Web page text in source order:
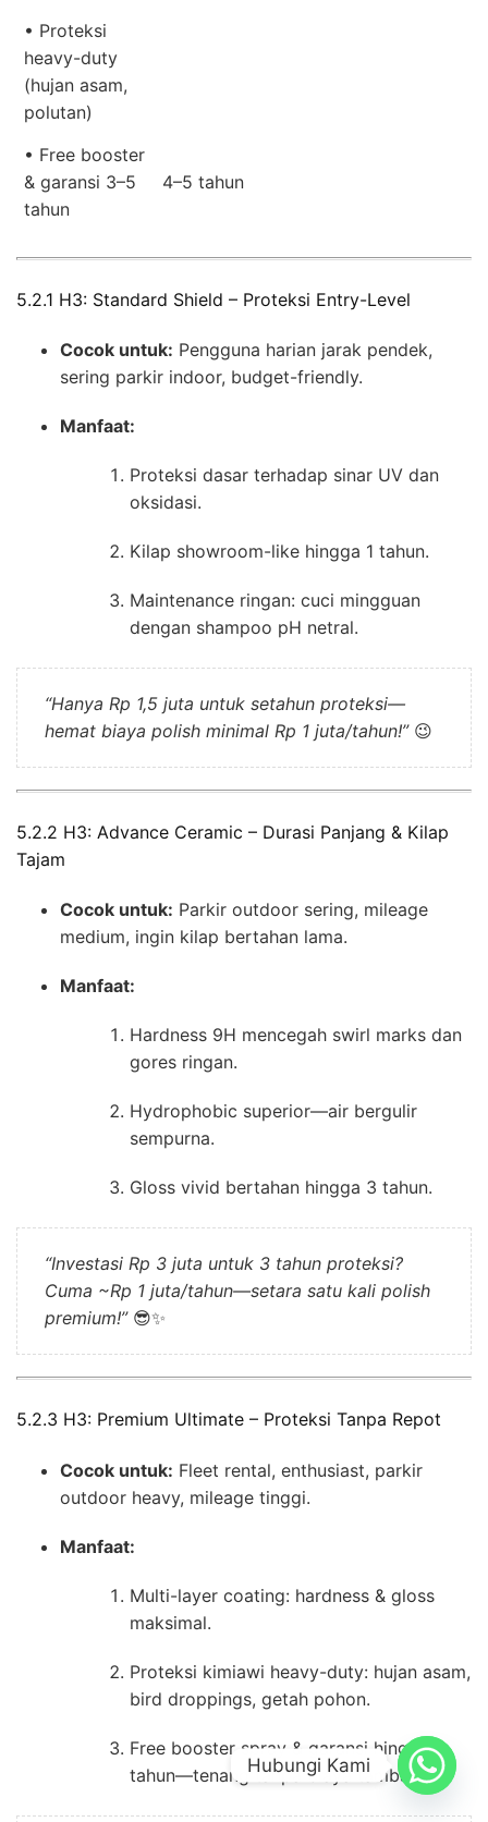
• Proteksi
heavy-duty
(hujan asam,
polutan)
• Free booster
& garansi 3–5
tahun
4–5 tahun
5.2.1 H3: Standard Shield – Proteksi Entry-Level
Cocok untuk: Pengguna harian jarak pendek,
sering parkir indoor, budget-friendly.
Manfaat:
Proteksi dasar terhadap sinar UV dan
oksidasi.
Kilap showroom-like hingga 1 tahun.
Maintenance ringan: cuci mingguan
dengan shampoo pH netral.
“Hanya Rp 1,5 juta untuk setahun proteksi—
hemat biaya polish minimal Rp 1 juta/tahun!”😉
5.2.2 H3: Advance Ceramic – Durasi Panjang & Kilap
Tajam
Cocok untuk: Parkir outdoor sering, mileage
medium, ingin kilap bertahan lama.
Manfaat:
Hardness 9H mencegah swirl marks dan
gores ringan.
Hydrophobic superior—air bergulir
sempurna.
Gloss vivid bertahan hingga 3 tahun.
“Investasi Rp 3 juta untuk 3 tahun proteksi?
Cuma ~Rp 1 juta/tahun—setara satu kali polish
premium!”😎✨
5.2.3 H3: Premium Ultimate – Proteksi Tanpa Repot
Cocok untuk: Fleet rental, enthusiast, parkir
outdoor heavy, mileage tinggi.
Manfaat:
Multi-layer coating: hardness & gloss
maksimal.
Proteksi kimiawi heavy-duty: hujan asam,
bird droppings, getah pohon.
Free booster spray & garansi hingga 5
tahun—tenang tanpa biaya tambahan.
Hubungi Kami